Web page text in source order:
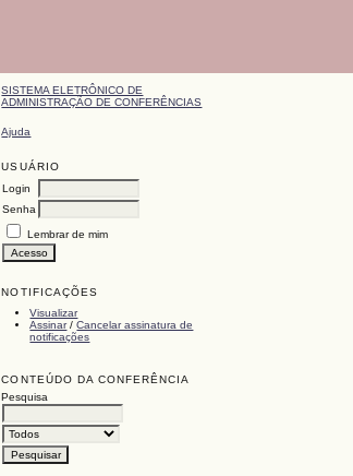
SISTEMA ELETRÔNICO DE
ADMINISTRAÇÃO DE CONFERÊNCIAS
Ajuda
USUÁRIO
Login
Senha
Lembrar de mim
NOTIFICAÇÕES
Visualizar
Assinar/Cancelar assinatura de
notificações
CONTEÚDO DA CONFERÊNCIA
Pesquisa